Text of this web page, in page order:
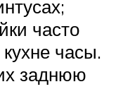
часто
часы.
заднюю